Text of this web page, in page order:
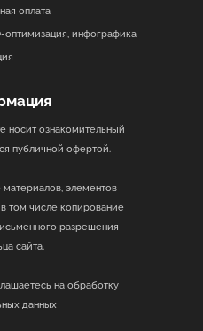
оплата
оптимизация, инфографика
носит ознакомительный
публичной офертой.
элементов
том числе копирование
разрешения
сайта.
на обработку
данных